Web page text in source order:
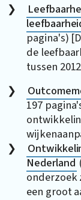
pagina's)
de
tussen
197
Nederland
onderzoek
een groot